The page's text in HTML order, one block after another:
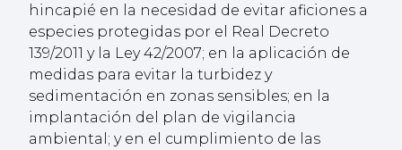
hincapié en la necesidad de evitar aficiones a
especies protegidas por el Real Decreto
139/2011 y la Ley 42/2007; en la aplicación de
medidas para evitar la turbidez y
sedimentación en zonas sensibles; en la
implantación del plan de vigilancia
ambiental; y en el cumplimiento de las